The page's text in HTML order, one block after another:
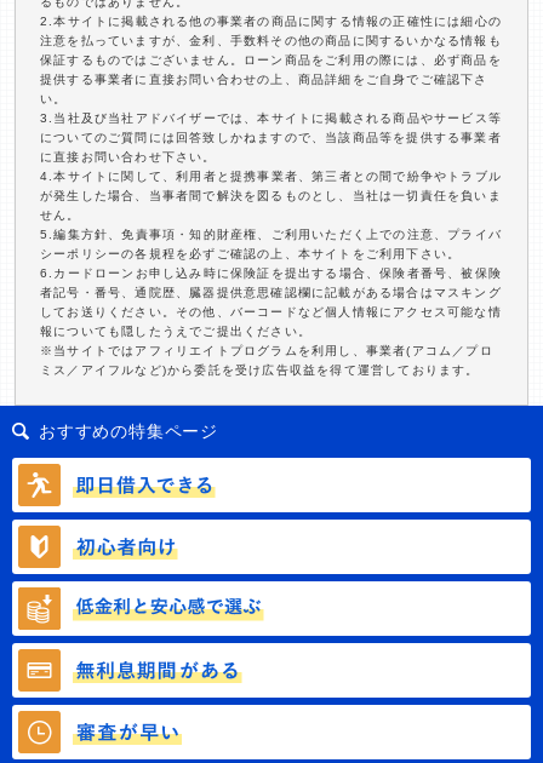
2.本サイトに掲載される他の事業者の商品に関する情報の正確性には細心の
注意を払っていますが、金利、手数料その他の商品に関するいかなる情報も
保証するものではございません。ローン商品をご利用の際には、必ず商品を
提供する事業者に直接お問い合わせの上、商品詳細をご自身でご確認下さ
い。
3.当社及び当社アドバイザーでは、本サイトに掲載される商品やサービス等
についてのご質問には回答致しかねますので、当該商品等を提供する事業者
に直接お問い合わせ下さい。
4.本サイトに関して、利用者と提携事業者、第三者との間で紛争やトラブル
が発生した場合、当事者間で解決を図るものとし、当社は一切責任を負いま
せん。
5.編集方針、免責事項・知的財産権、ご利用いただく上での注意、プライバ
シーポリシーの各規程を必ずご確認の上、本サイトをご利用下さい。
6.カードローンお申し込み時に保険証を提出する場合、保険者番号、被保険
者記号・番号、通院歴、臓器提供意思確認欄に記載がある場合はマスキング
してお送りください。その他、バーコードなど個人情報にアクセス可能な情
報についても隠したうえでご提出ください。
※当サイトではアフィリエイトプログラムを利用し、事業者(アコム／プロ
ミス／アイフルなど)から委託を受け広告収益を得て運営しております。
おすすめの特集ページ